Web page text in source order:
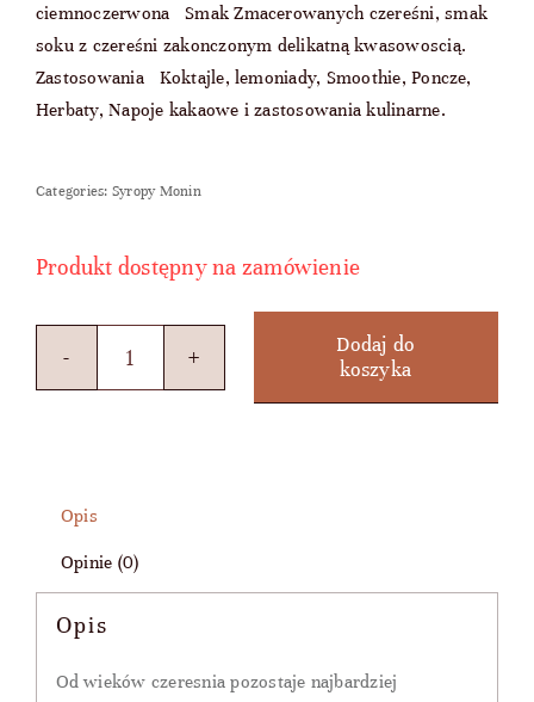
ciemnoczerwona Smak Zmacerowanych czereśni, smak
soku z czereśni zakonczonym delikatną kwasowoscią.
Zastosowania Koktajle, lemoniady, Smoothie, Poncze,
Herbaty, Napoje kakaowe i zastosowania kulinarne.
Categories: Syropy Monin
Produkt dostępny na zamówienie
ilość
czereśniowy
Dodaj do
koszyka
Opis
Opinie (0)
Opis
Od wieków czeresnia pozostaje najbardziej